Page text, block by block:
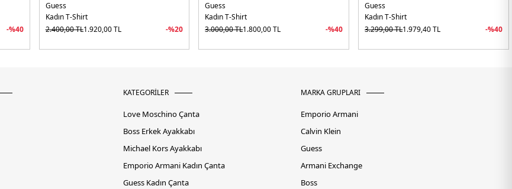
-%40
Guess
Kadın T-Shirt
2.400,00TL1.920,00TL -%20
Guess
Kadın T-Shirt
3.000,00TL1.800,00TL -%40
Guess
Kadın T-Shirt
3.299,00TL1.979,40TL -%40
KATEGORİLER
Love Moschino Çanta
Boss Erkek Ayakkabı
Michael Kors Ayakkabı
Emporio Armani Kadın Çanta
Guess Kadın Çanta
MARKA GRUPLARI
Emporio Armani
Calvin Klein
Guess
Armani Exchange
Boss